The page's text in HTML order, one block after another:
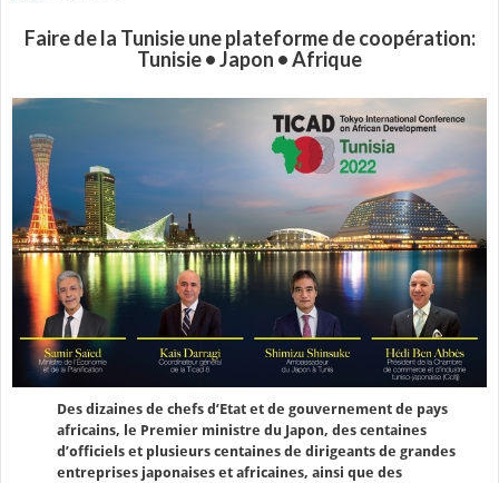
Faire de la Tunisie une plateforme de coopération:
Tunisie • Japon • Afrique
Des dizaines de chefs d’Etat et de gouvernement de pays
africains, le Premier ministre du Japon, des centaines
d’officiels et plusieurs centaines de dirigeants de grandes
entreprises japonaises et africaines, ainsi que des